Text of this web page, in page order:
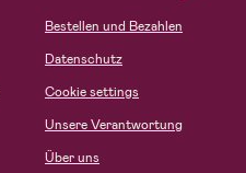
Bestellen und Bezahlen
Datenschutz
Cookie settings
Unsere Verantwortung
Über uns